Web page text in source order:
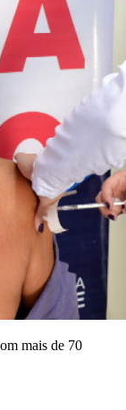
mais de 70